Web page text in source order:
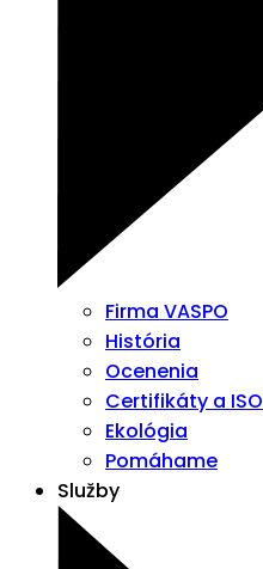
Firma VASPO
História
Ocenenia
Certifikáty a ISO
Ekológia
Pomáhame
Služby